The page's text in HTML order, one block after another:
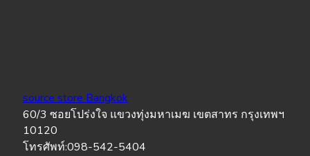
source store Bangkok
60/3 ซอยโปร่งใจ แขวงทุ่งมหาเมฆ เขตสาทร กรุงเทพฯ
10120
โทรศัพท์:098-542-5404